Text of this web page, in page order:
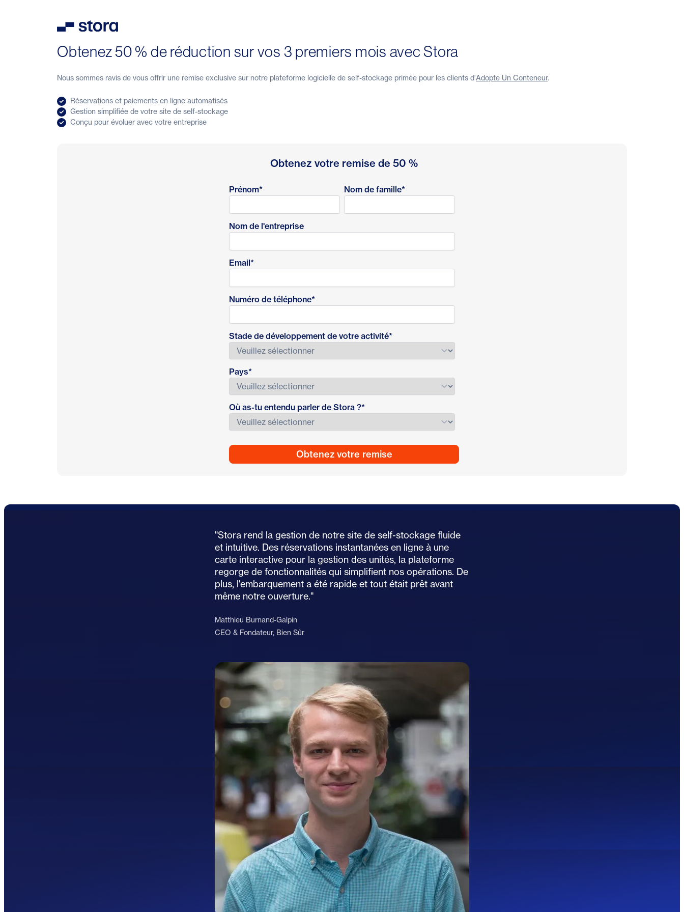
Stora
Obtenez 50 % de réduction sur vos 3 premiers mois avec Stora
Nous sommes ravis de vous offrir une remise exclusive sur notre plateforme logicielle de self-stockage primée pour les clients d'Adopte Un Conteneur.
Réservations et paiements en ligne automatisés
Gestion simplifiée de votre site de self-stockage
Conçu pour évoluer avec votre entreprise
Obtenez votre remise de 50 %
Prénom* Nom de famille*
Nom de l'entreprise
Email*
Numéro de téléphone*
Stade de développement de votre activité*
Pays*
Où as-tu entendu parler de Stora ?*
"Stora rend la gestion de notre site de self-stockage fluide
et intuitive. Des réservations instantanées en ligne à une
carte interactive pour la gestion des unités, la plateforme
regorge de fonctionnalités qui simplifient nos opérations. De
plus, l'embarquement a été rapide et tout était prêt avant
même notre ouverture."
Matthieu Burnand-Galpin
CEO & Fondateur, Bien Sûr